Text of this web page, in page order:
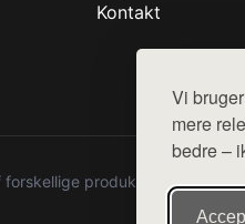
Vi
mere
bedre –
Kontakt
produkter fra